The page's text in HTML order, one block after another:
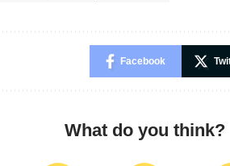
Facebook
What do you think?